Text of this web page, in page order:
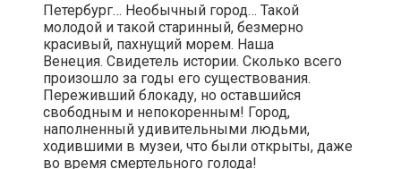
Петербург… Необычный город… Такой
молодой и такой старинный, безмерно
красивый, пахнущий морем. Наша
Венеция. Свидетель истории. Сколько всего
произошло за годы его существования.
Переживший блокаду, но оставшийся
свободным и непокоренным! Город,
наполненный удивительными людьми,
ходившими в музеи, что были открыты, даже
во время смертельного голода!